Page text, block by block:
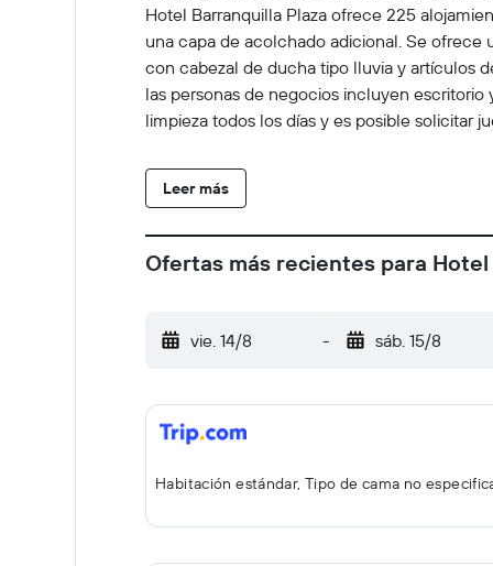
Hotel Barranquilla Plaza ofrece 225
una capa de acolchado adicional. Se ofrece
con cabezal de ducha tipo lluvia y artículos
las personas de negocios incluyen
limpieza todos los días y es posible solicitar
Leer más
Ofertas más recientes para
vie. 14/8 - sáb. 15/8
Habitación estándar, Tipo de cama no